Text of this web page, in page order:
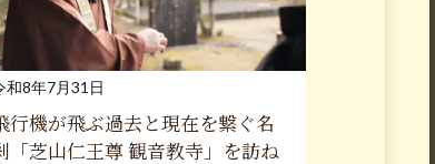
和8年7月31日
行機が飛ぶ過去と現在を繋ぐ名
「芝山仁王尊 観音教寺」を訪ね